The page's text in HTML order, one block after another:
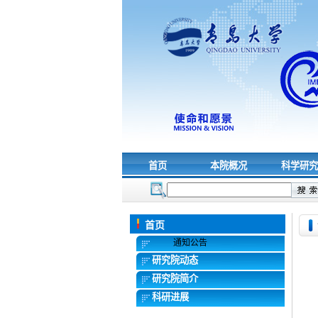
首页 本院概况 科学研
首页
通知公告
研究院动态
研究院简介
科研进展